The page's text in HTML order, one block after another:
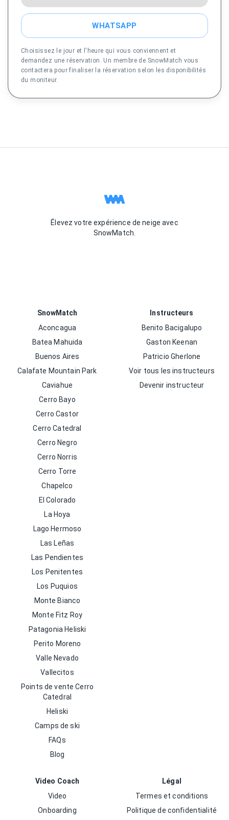
WHATSAPP
Choisissez le jour et l'heure qui vous conviennent et
demandez une réservation. Un membre de SnowMatch vous
contactera pour finaliser la réservation selon les disponibilités
du moniteur.
Élevez votre expérience de neige avec
SnowMatch.
SnowMatch
Aconcagua
Batea Mahuida
Buenos Aires
Calafate Mountain Park
Caviahue
Cerro Bayo
Cerro Castor
Cerro Catedral
Cerro Negro
Cerro Norris
Cerro Torre
Chapelco
El Colorado
La Hoya
Lago Hermoso
Las Leñas
Las Pendientes
Los Penitentes
Los Puquios
Monte Bianco
Monte Fitz Roy
Patagonia Heliski
Perito Moreno
Valle Nevado
Vallecitos
Points de vente Cerro
Catedral
Heliski
Camps de ski
FAQs
Blog
Instructeurs
Benito Bacigalupo
Gaston Keenan
Patricio Gherlone
Voir tous les instructeurs
Devenir instructeur
Video Coach
Video
Onboarding
Légal
Termes et conditions
Politique de confidentialité